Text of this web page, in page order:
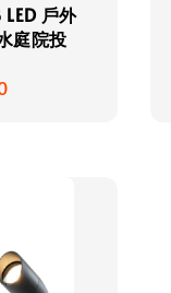
戶外
庭院投